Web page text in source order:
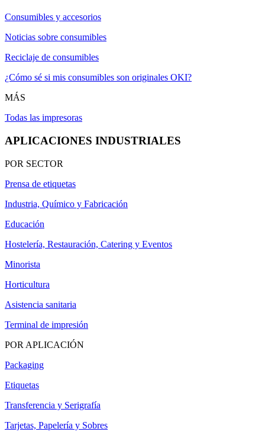
Consumibles y accesorios
Noticias sobre consumibles
Reciclaje de consumibles
¿Cómo sé si mis consumibles son originales OKI?
MÁS
Todas las impresoras
APLICACIONES INDUSTRIALES
POR SECTOR
Prensa de etiquetas
Industria, Químico y Fabricación
Educación
Hostelería, Restauración, Catering y Eventos
Minorista
Horticultura
Asistencia sanitaria
Terminal de impresión
POR APLICACIÓN
Packaging
Etiquetas
Transferencia y Serigrafía
Tarjetas, Papelería y Sobres